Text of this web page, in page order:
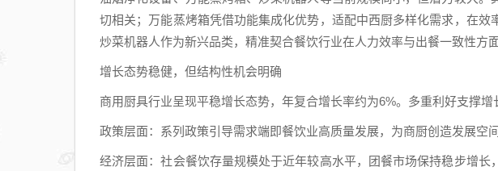
切相关；万能蒸烤箱凭借功能集成化优势，适配中西厨多样化需求，在效
炒菜机器人作为新兴品类，精准契合餐饮行业在人力效率与出餐一致性方
增长态势稳健，但结构性机会明确
商用厨具行业呈现平稳增长态势，年复合增长率约为6%。多重利好支撑增
政策层面：系列政策引导需求端即餐饮业高质量发展，为商厨创造发展空
经济层面：社会餐饮存量规模处于近年较高水平，团餐市场保持稳步增